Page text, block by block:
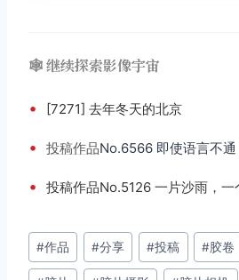
🕸️ 继续探索影像宇宙
• [7271] 去年冬天的北京
• 投稿作品No.6566 即使语言不
• 投稿作品No.5126 一片沙雨，一
文
章
#作品 #分享 #投稿 #胶卷